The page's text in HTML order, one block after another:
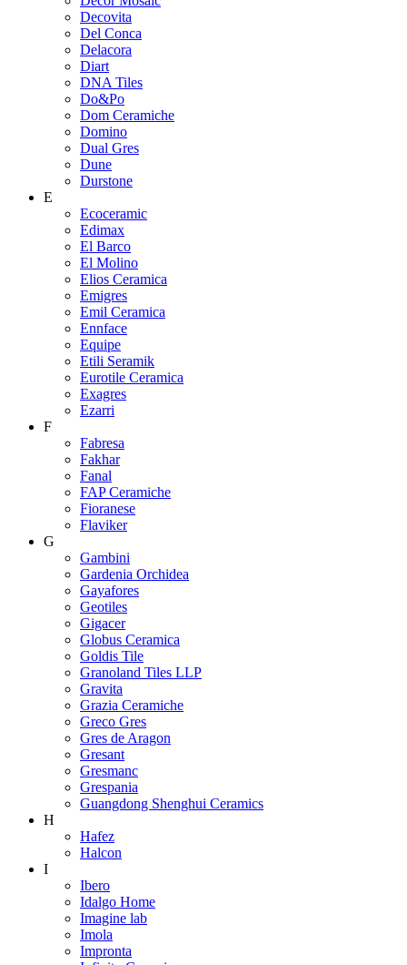
Decovita
Del Conca
Delacora
Diart
DNA Tiles
Do&Po
Dom Ceramiche
Domino
Dual Gres
Dune
Durstone
E
Ecoceramic
Edimax
El Barco
El Molino
Elios Ceramica
Emigres
Emil Ceramica
Ennface
Equipe
Etili Seramik
Eurotile Ceramica
Exagres
Ezarri
F
Fabresa
Fakhar
Fanal
FAP Ceramiche
Fioranese
Flaviker
G
Gambini
Gardenia Orchidea
Gayafores
Geotiles
Gigacer
Globus Ceramica
Goldis Tile
Granoland Tiles LLP
Gravita
Grazia Ceramiche
Greco Gres
Gres de Aragon
Gresant
Gresmanc
Grespania
Guangdong Shenghui Ceramics
H
Hafez
Halcon
I
Ibero
Idalgo Home
Imagine lab
Imola
Impronta